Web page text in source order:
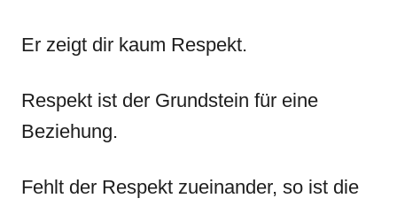
Er zeigt dir kaum Respekt.
Respekt ist der Grundstein für eine
Beziehung.
Fehlt der Respekt zueinander, so ist die